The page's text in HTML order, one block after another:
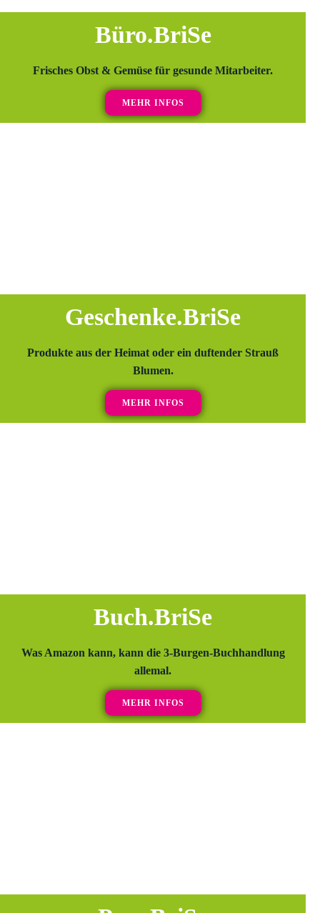
Büro.BriSe
Frisches Obst & Gemüse für gesunde Mitarbeiter.
MEHR INFOS
Geschenke.BriSe
Produkte aus der Heimat oder ein duftender Strauß
Blumen.
MEHR INFOS
Buch.BriSe
Was Amazon kann, kann die 3-Burgen-Buchhandlung
allemal.
MEHR INFOS